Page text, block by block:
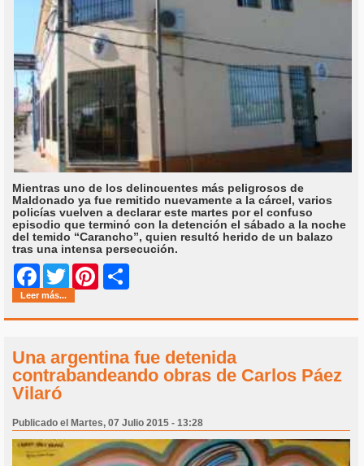
Mientras uno de los delincuentes más peligrosos de
Maldonado ya fue remitido nuevamente a la cárcel, varios
policías vuelven a declarar este martes por el confuso
episodio que terminó con la detención el sábado a la noche
del temido “Carancho”, quien resultó herido de un balazo
tras una intensa persecución.
Facebook
Twitter Pinterest
Leer más...
Una argentina fue detenida
contrabandeando obras de Carlos Páez
Vilaró
Publicado el Martes, 07 Julio 2015 - 13:28